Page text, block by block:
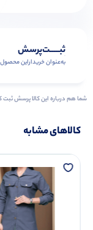
ثبـــــت‌پرسش
به‌عنوان ‌خریدار‌این‌ محصول
شما هم درباره این کالا پرسش ثبت
کالاهای مشابه